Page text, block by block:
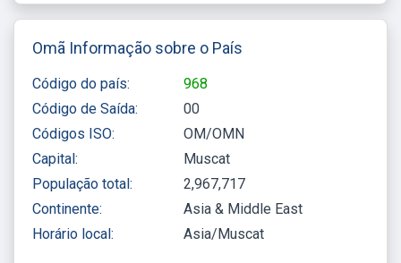
Omã Informação sobre o País
Código do país:
968
Código de Saída:
00
Códigos ISO:
OM/OMN
Capital:
Muscat
População total:
2,967,717
Continente:
Asia & Middle East
Horário local:
Asia/Muscat